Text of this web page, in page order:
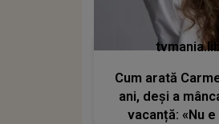
Cum arată
ani, deși a
vacanță: «Nu e